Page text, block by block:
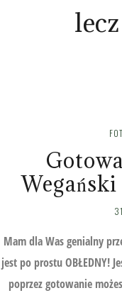
Mam dla Was genialny
jest po prostu OBŁEDNY!
poprzez gotowanie